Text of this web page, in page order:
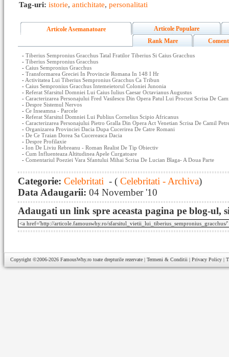
Tag-uri: istorie, antichitate, personalitati
Articole Asemanatoare
Articole Populare
Rank Mare
- Tiberius Sempronius Gracchus Tatal Fratilor Tiberius Si Caius Gracchus
- Tiberius Sempronius Gracchus
- Caius Sempronius Gracchus
- Transformarea Greciei In Provincie Romana In 148 I Hr
- Activitatea Lui Tiberius Sempronius Gracchus Ca Tribun
- Caius Sempronius Gracchus Intemeietorul Coloniei Junonia
- Referat Sfarsitul Domniei Lui Caius Iulius Caesar Octavianus Augustus
- Caracterizarea Personajului Fred Vasilescu Din Opera Patul Lui Procust Scrisa De
- Despre Sistemul Nervos
- Ce Inseamna - Parcele
- Referat Sfarsitul Domniei Lui Publius Cornelius Scipio Africanus
- Caracterizarea Personajului Pietro Gralla Din Opera Act Venetian Scrisa De Camil
- Organizarea Provinciei Dacia Dupa Cucerirea De Catre Romani
- De Ce Traian Dorea Sa Cucereasca Dacia
- Despre Profilaxie
- Ion De Liviu Rebreanu - Roman Realist De Tip Obiectiv
- Cum Influenteaza Altitudinea Apele Curgatoare
- Comentariul Poeziei Vara Sfantului Mihai Scrisa De Lucian Blaga- A Doua Parte
Categorie: Celebritati - ( Celebritati - Archiva)
Data Adaugarii: 04 November '10
Adaugati un link spre aceasta pagina pe blog-ul,
Copyright ©2006-2026 FamousWhy.ro toate drepturile rezervate | Termeni & Conditii | Privacy Policy |